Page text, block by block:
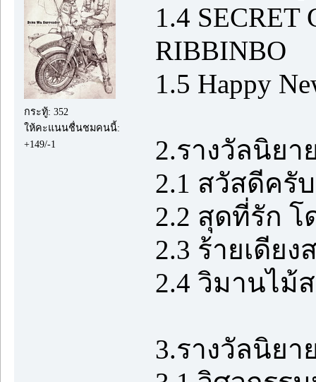
กระทู้: 352
ให้คะแนนชื่นชมคนนี้:
+149/-1
1.4
RIBBINBO
1.5 Happy
2.รางวัลนิยา
2.1 สวัสดีครั
2.2 สุดที่รัก โ
2.3 ร้ายเดียง
2.4 วิมานไม้
3.รางวัลนิยา